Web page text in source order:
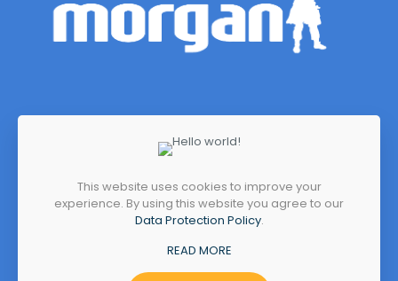
Dirección
Costado Norte (Sector Siberia)
This website uses cookies to improve your
experience. By using this website you agree to our
Data Protection Policy.
READ MORE